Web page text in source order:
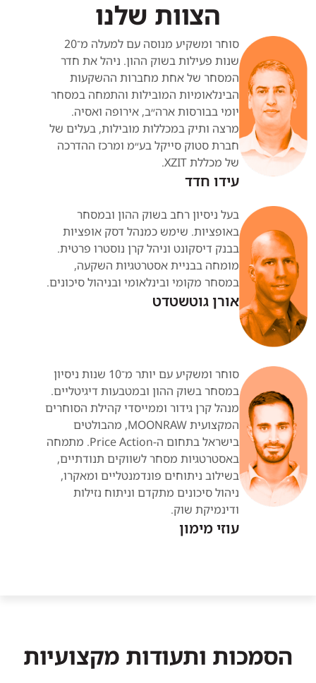
בניית תיק השקעות מאוזן
ויישום אסטרטגיות מסחר
מגוונות
טכנולוגיה וקהילה על ערך
שימוש בכלים טכנולוגיים
לאיתור והערכת
הזדמנויות מסחר
ניהול פעילות פיננסית
דיגיטלית באופן בטוח
ומודע
הצוות שלנו
סוחר ומשקיע מנוסה עם למעלה מ־20
שנות פעילות בשוק ההון. ניהל את חדר
המסחר של אחת מחברות ההשקעות
הבינלאומיות המובילות והתמחה במסחר
יומי בבורסות ארה״ב, אירופה ואסיה.
מרצה ותיק במכללות מובילות, בעלים של
חברת סטוק סייקל בע״מ ומרכז ההדרכה
של מכללת XZIT.
עידו חדד
בעל ניסיון רחב בשוק ההון ובמסחר
באופציות. שימש כמנהל דסק אופציות
בבנק דיסקונט וניהל קרן נוסטרו פרטית.
מומחה בבניית אסטרטגיות השקעה,
במסחר מקומי ובינלאומי ובניהול סיכונים.
אורן גוטשטדט
סוחר ומשקיע עם יותר מ־10 שנות ניסיון
במסחר בשוק ההון ובמטבעות דיגיטליים.
מנהל קרן גידור וממייסדי קהילת הסוחרים
המקצועית MOONRAW, מהבולטים
בישראל בתחום ה-Price Action. מתמחה
באסטרטגיות מסחר לשווקים תנודתיים,
בשילוב ניתוחים פונדמנטליים ומאקרו,
ניהול סיכונים מתקדם וניתוח נזילות
ודינמיקת שוק.
עוזי מימון
הסמכות ותעודות מקצועיות